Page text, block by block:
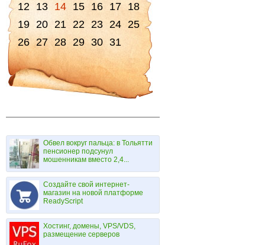
12 13 14 15 16 17 18
19 20 21 22 23 24 25
26 27 28 29 30 31
Обвел вокруг пальца: в Тольятти
пенсионер подсунул
мошенникам вместо 2,4...
Создайте свой интернет-
магазин на новой платформе
ReadyScript
Хостинг, домены, VPS/VDS,
размещение серверов